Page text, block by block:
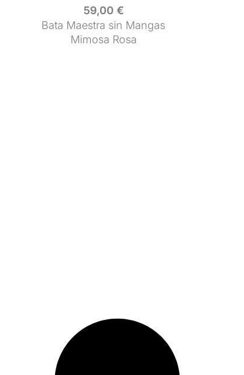
59,00 €
Bata Maestra sin Mangas
Mimosa Rosa